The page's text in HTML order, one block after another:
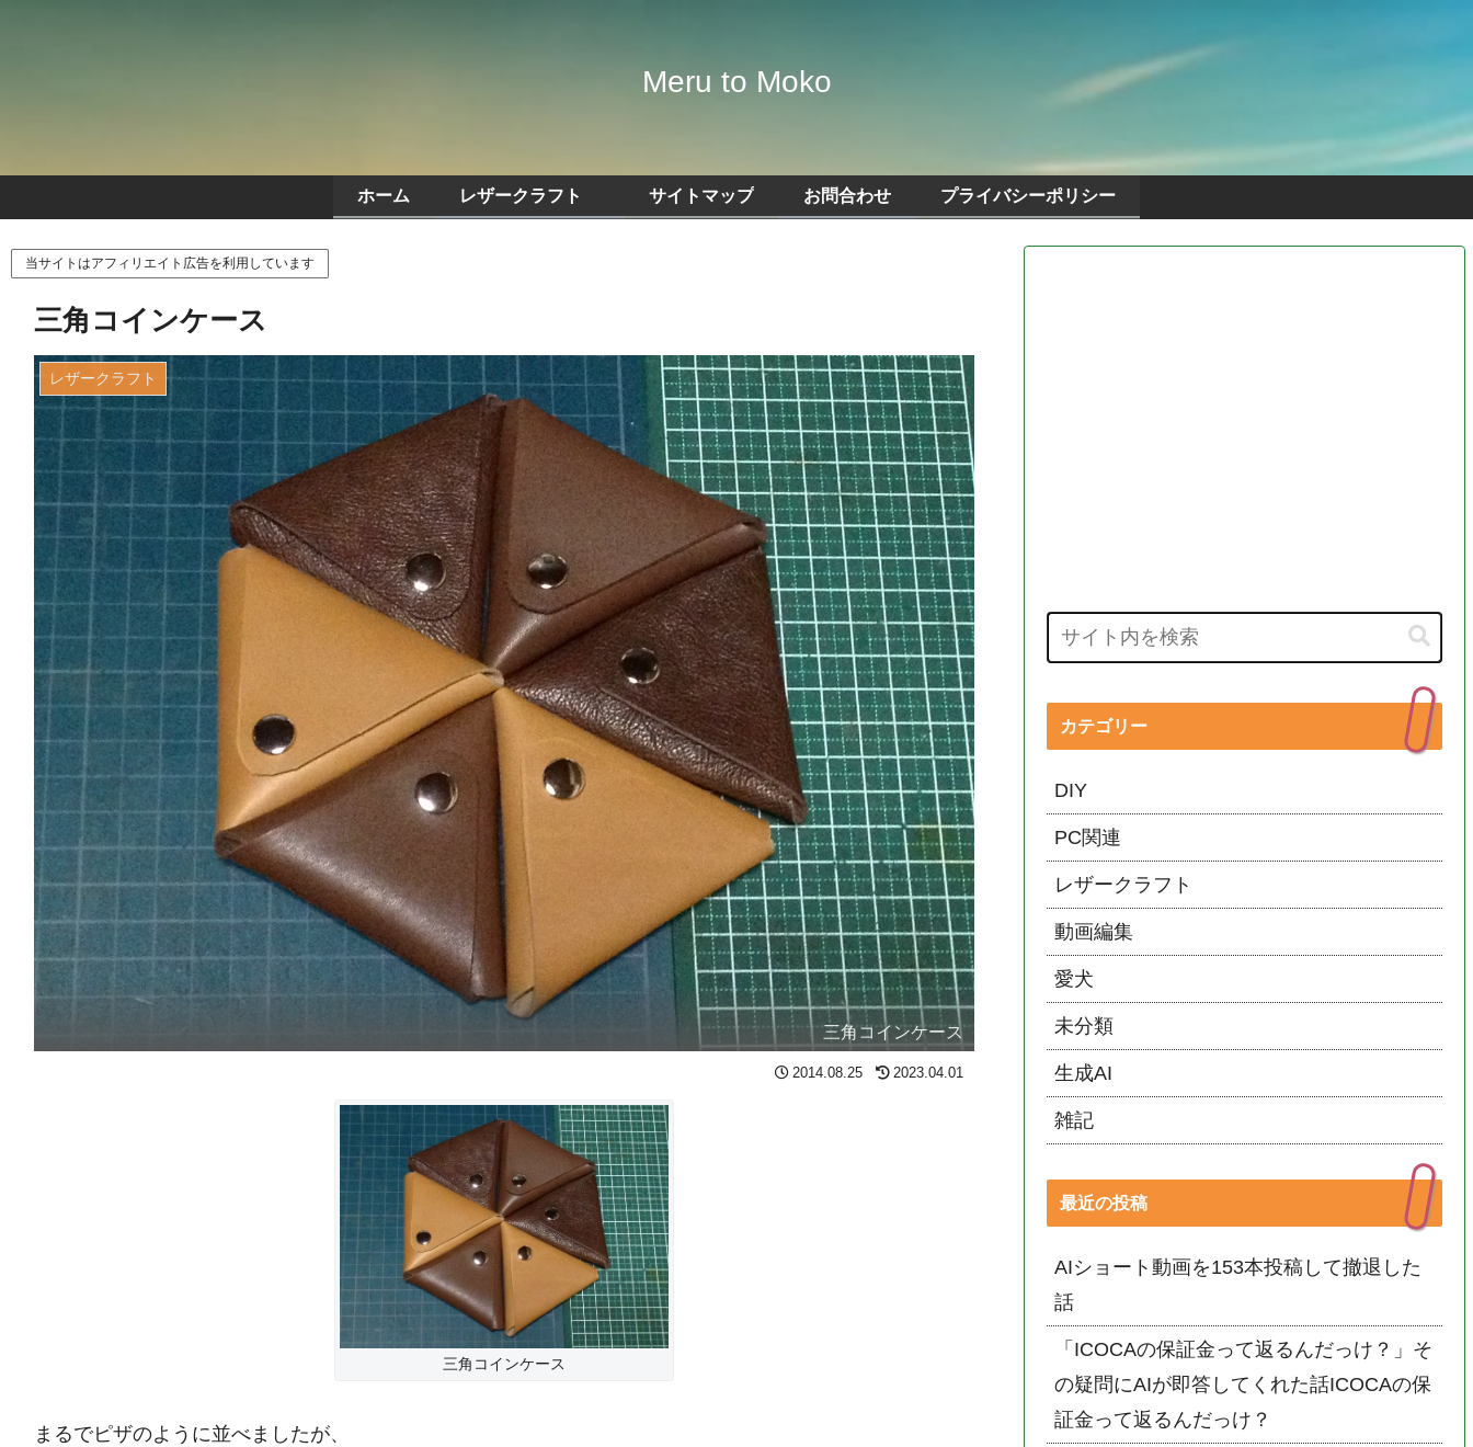
Meru to Moko
ホーム レザークラフト サイトマップ お問合わせ プライバシーポリシー
当サイトはアフィリエイト広告を利用しています
三角コインケース
レザークラフト
三角コインケース
2014.08.25 2023.04.01
三角コインケース
まるでピザのように並べましたが、
カテゴリー
DIY
PC関連
レザークラフト
動画編集
愛犬
未分類
生成AI
雑記
最近の投稿
AIショート動画を153本投稿して撤退した
話
「ICOCAの保証金って返るんだっけ？」そ
の疑問にAIが即答してくれた話ICOCAの保
証金って返るんだっけ？